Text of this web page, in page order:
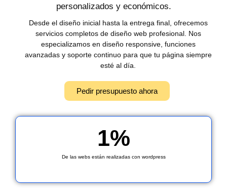
personalizados y económicos.
Desde el diseño inicial hasta la entrega final, ofrecemos
servicios completos de diseño web profesional. Nos
especializamos en diseño responsive, funciones
avanzadas y soporte continuo para que tu página siempre
esté al día.
Pedir presupuesto ahora
De las webs están realizadas con wordpress
1%